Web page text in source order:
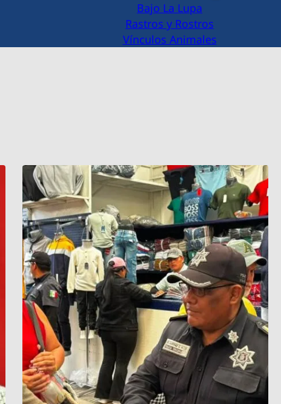
Bajo La Lupa
Rastros y Rostros
Vínculos Animales